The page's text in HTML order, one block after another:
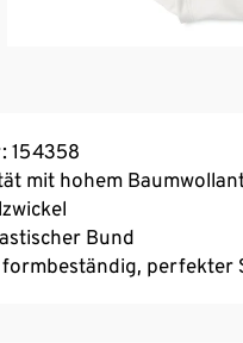
154358
mit hohem
Bund
formbeständig, perfekter